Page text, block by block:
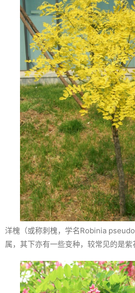
洋槐（或称刺槐，学名Robinia
属，其下亦有一些变种，较常见的是紫